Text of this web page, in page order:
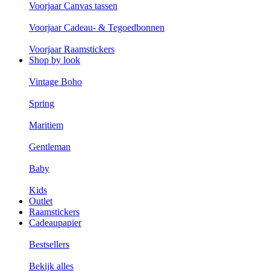
Voorjaar Canvas tassen
Voorjaar Cadeau- & Tegoedbonnen
Voorjaar Raamstickers
Shop by look
Vintage Boho
Spring
Maritiem
Gentleman
Baby
Kids
Outlet
Raamstickers
Cadeaupapier
Bestsellers
Bekijk alles